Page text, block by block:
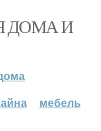
ДОМА И
мебель